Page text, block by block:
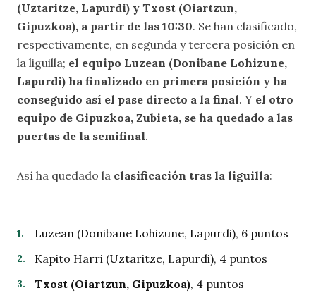
(Uztaritze, Lapurdi) y Txost (Oiartzun,
Gipuzkoa), a partir de las 10:30. Se han clasificado,
respectivamente, en segunda y tercera posición en
la liguilla; el equipo Luzean (Donibane Lohizune,
Lapurdi) ha finalizado en primera posición y ha
conseguido así el pase directo a la final. Y el otro
equipo de Gipuzkoa, Zubieta, se ha quedado a las
puertas de la semifinal.
Así ha quedado la clasificación tras la liguilla:
Luzean (Donibane Lohizune, Lapurdi), 6 puntos
Kapito Harri (Uztaritze, Lapurdi), 4 puntos
Txost (Oiartzun, Gipuzkoa), 4 puntos